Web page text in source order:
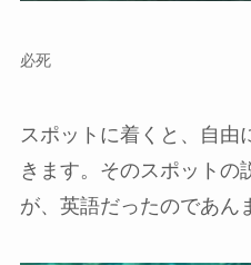
必死
スポットに着くと、自由
きます。そのスポットの
が、英語だったのであん